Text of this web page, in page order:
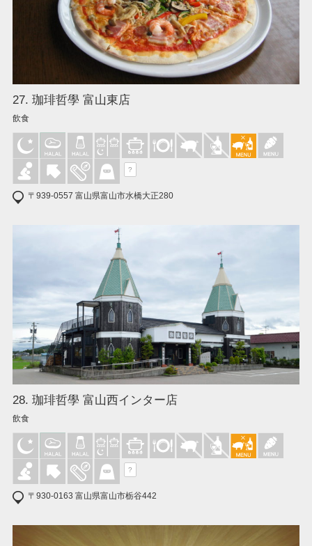
27. 珈琲哲學 富山東店
飲食
?
〒939-0557 富山県富山市水橋大正280
28. 珈琲哲學 富山西インター店
飲食
?
〒930-0163 富山県富山市栃谷442